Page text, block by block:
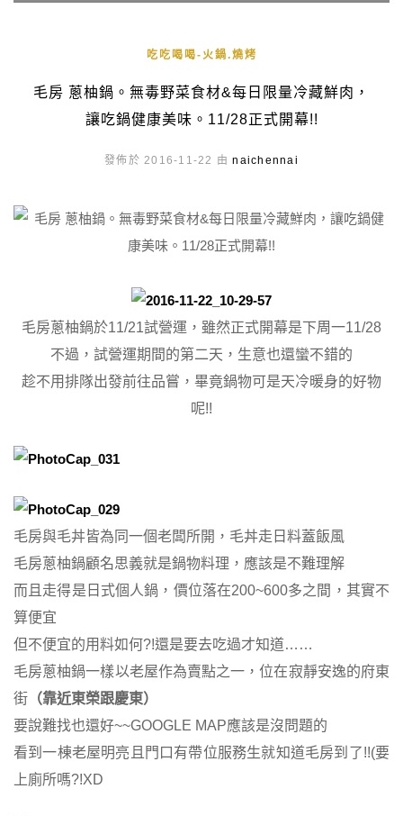
吃吃喝喝-火鍋.燒烤
毛房 蔥柚鍋。無毒野菜食材&每日限量冷藏鮮肉，
讓吃鍋健康美味。11/28正式開幕!!
發佈於 2016-11-22 由naichennai
毛房蔥柚鍋於11/21試營運，雖然正式開幕是下周一11/28
不過，試營運期間的第二天，生意也還蠻不錯的
趁不用排隊出發前往品嘗，畢竟鍋物可是天冷暖身的好物
呢!!
毛房與毛丼皆為同一個老闆所開，毛丼走日料蓋飯風
毛房蔥柚鍋顧名思義就是鍋物料理，應該是不難理解
而且走得是日式個人鍋，價位落在200~600多之間，其實不
算便宜
但不便宜的用料如何?!還是要去吃過才知道……
毛房蔥柚鍋一樣以老屋作為賣點之一，位在寂靜安逸的府東
街 （靠近東榮跟慶東）
要說難找也還好~~GOOGLE MAP應該是沒問題的
看到一棟老屋明亮且門口有帶位服務生就知道毛房到了!!(要
上廁所嗎?!XD